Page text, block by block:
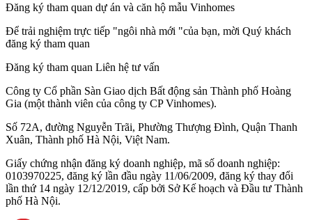
Đăng ký tham quan dự án và căn hộ mẫu Vinhomes
Để trải nghiệm trực tiếp "ngôi nhà mới "của bạn, mời Quý khách
đăng ký tham quan
Đăng ký tham quan Liên hệ tư vấn
Công ty Cổ phần Sàn Giao dịch Bất động sản Thành phố Hoàng
Gia (một thành viên của công ty CP Vinhomes).
Số 72A, đường Nguyễn Trãi, Phường Thượng Đình, Quận Thanh
Xuân, Thành phố Hà Nội, Việt Nam.
Giấy chứng nhận đăng ký doanh nghiệp, mã số doanh nghiệp:
0103970225, đăng ký lần đầu ngày 11/06/2009, đăng ký thay đổi
lần thứ 14 ngày 12/12/2019, cấp bởi Sở Kế hoạch và Đầu tư Thành
phố Hà Nội.